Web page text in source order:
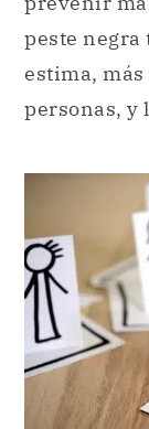
peste negra
estima, más
personas, y